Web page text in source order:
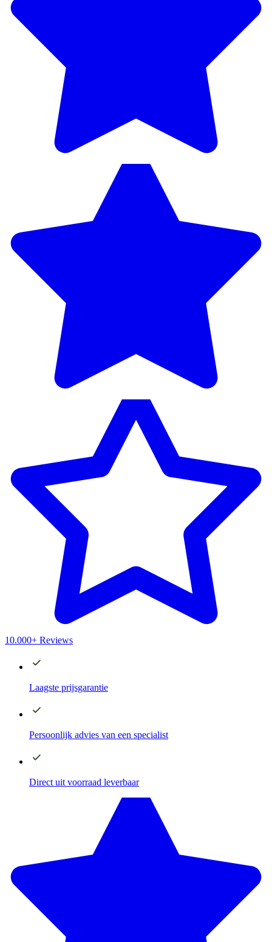
10.000+ Reviews
Laagste prijsgarantie
Persoonlijk advies van een specialist
Direct uit voorraad leverbaar